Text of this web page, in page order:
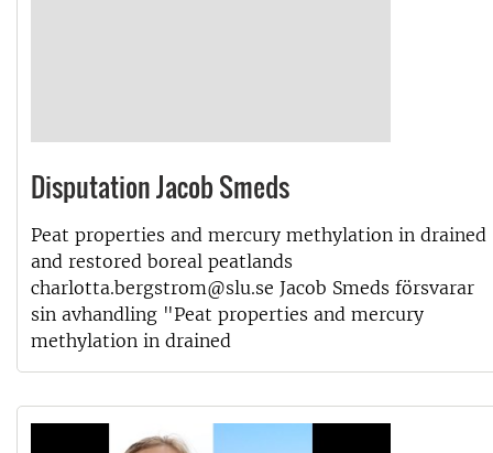
Disputation Jacob Smeds
Peat properties and mercury methylation in drained
and restored boreal peatlands
charlotta.bergstrom@slu.se Jacob Smeds försvarar
sin avhandling "Peat properties and mercury
methylation in drained